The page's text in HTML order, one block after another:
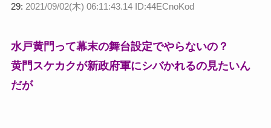
29: 2021/09/02(木) 06:11:43.14 ID:44ECnoKod
水戸黄門って幕末の舞台設定でやらないの？
黄門スケカクが新政府軍にシバかれるの見たいん
だが